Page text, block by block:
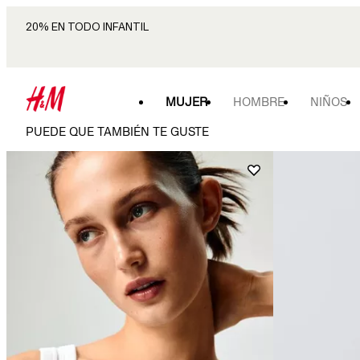
20% EN TODO INFANTIL
MUJER HOMBRE NIÑOS
PUEDE QUE TAMBIÉN TE GUSTE